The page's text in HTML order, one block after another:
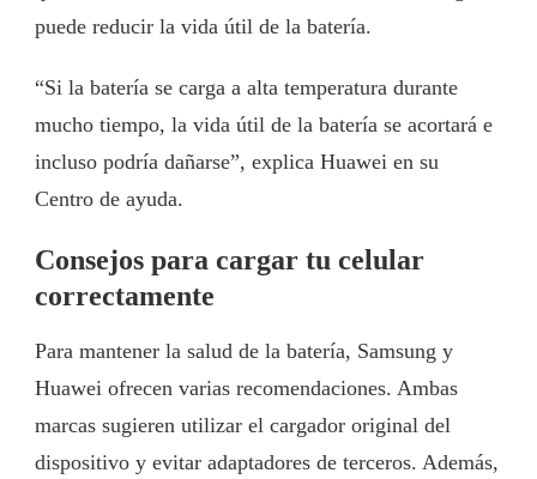
puede reducir la vida útil de la batería.
“Si la batería se carga a alta temperatura durante
mucho tiempo, la vida útil de la batería se acortará e
incluso podría dañarse”, explica Huawei en su
Centro de ayuda.
Consejos para cargar tu celular
correctamente
Para mantener la salud de la batería, Samsung y
Huawei ofrecen varias recomendaciones. Ambas
marcas sugieren utilizar el cargador original del
dispositivo y evitar adaptadores de terceros. Además,